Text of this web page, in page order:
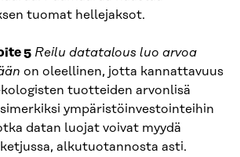
tuomat hellejaksot.
5 Reilu datatalous luo arvoa
on oleellinen, jotta kannattavuus
tuotteiden arvonlisä
ympäristöinvestointeihin
datan luojat voivat myydä
alkutuotannosta asti.